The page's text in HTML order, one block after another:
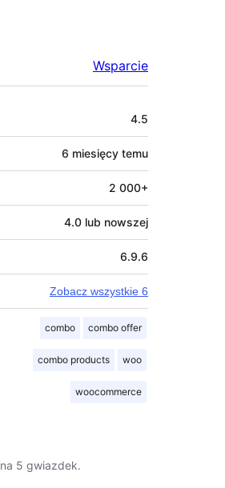
Wsparcie
4.5
6 miesięcy temu
2 000+
4.0 lub nowszej
6.9.6
Zobacz wszystkie 6
combo combo offer
combo products woo
woocommerce
na 5 gwiazdek.